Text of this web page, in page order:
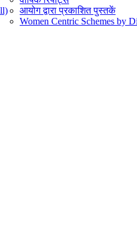
आयोग द्वारा प्रकाशित पुस्तकें
Women Centric Schemes by